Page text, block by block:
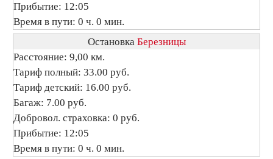
Прибытие: 12:05
Время в пути: 0 ч. 0 мин.
Остановка Березницы
Расстояние: 9,00 км.
Тариф полный: 33.00 руб.
Тариф детский: 16.00 руб.
Багаж: 7.00 руб.
Добровол. страховка: 0 руб.
Прибытие: 12:05
Время в пути: 0 ч. 0 мин.